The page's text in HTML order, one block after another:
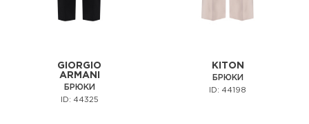
GIORGIO
ARMANI
БРЮКИ
ID: 44325
KITON
БРЮКИ
ID: 44198